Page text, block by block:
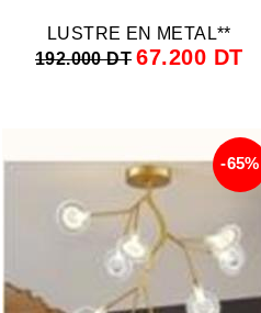
LUSTRE EN METAL**
192.000 DT 67.200 DT
-65%